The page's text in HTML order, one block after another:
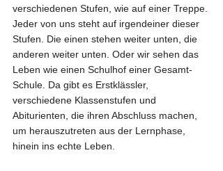
verschiedenen Stufen, wie auf einer Treppe.
Jeder von uns steht auf irgendeiner dieser
Stufen. Die einen stehen weiter unten, die
anderen weiter unten. Oder wir sehen das
Leben wie einen Schulhof einer Gesamt-
Schule. Da gibt es Erstklässler,
verschiedene Klassenstufen und
Abiturienten, die ihren Abschluss machen,
um herauszutreten aus der Lernphase,
hinein ins echte Leben.